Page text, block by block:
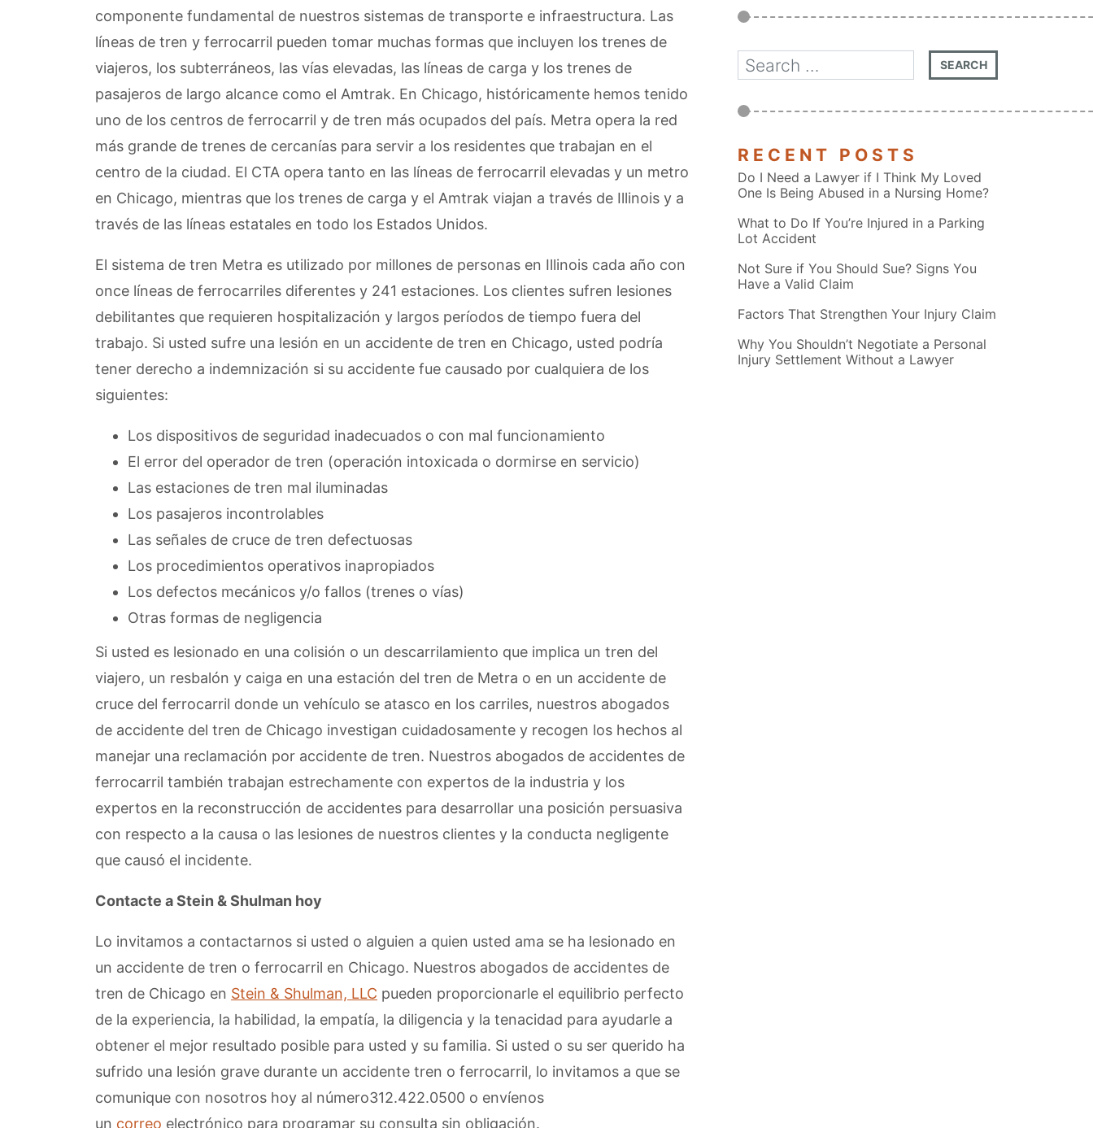
componente fundamental de nuestros sistemas de transporte e infraestructura. Las
líneas de tren y ferrocarril pueden tomar muchas formas que incluyen los trenes de
viajeros, los subterráneos, las vías elevadas, las líneas de carga y los trenes de
pasajeros de largo alcance como el Amtrak. En Chicago, históricamente hemos tenido
uno de los centros de ferrocarril y de tren más ocupados del país. Metra opera la red
más grande de trenes de cercanías para servir a los residentes que trabajan en el
centro de la ciudad. El CTA opera tanto en las líneas de ferrocarril elevadas y un metro
en Chicago, mientras que los trenes de carga y el Amtrak viajan a través de Illinois y a
través de las líneas estatales en todo los Estados Unidos.
El sistema de tren Metra es utilizado por millones de personas en Illinois cada año con
once líneas de ferrocarriles diferentes y 241 estaciones. Los clientes sufren lesiones
debilitantes que requieren hospitalización y largos períodos de tiempo fuera del
trabajo. Si usted sufre una lesión en un accidente de tren en Chicago, usted podría
tener derecho a indemnización si su accidente fue causado por cualquiera de los
siguientes:
Los dispositivos de seguridad inadecuados o con mal funcionamiento
El error del operador de tren (operación intoxicada o dormirse en servicio)
Las estaciones de tren mal iluminadas
Los pasajeros incontrolables
Las señales de cruce de tren defectuosas
Los procedimientos operativos inapropiados
Los defectos mecánicos y/o fallos (trenes o vías)
Otras formas de negligencia
Si usted es lesionado en una colisión o un descarrilamiento que implica un tren del
viajero, un resbalón y caiga en una estación del tren de Metra o en un accidente de
cruce del ferrocarril donde un vehículo se atasco en los carriles, nuestros abogados
de accidente del tren de Chicago investigan cuidadosamente y recogen los hechos al
manejar una reclamación por accidente de tren. Nuestros abogados de accidentes de
ferrocarril también trabajan estrechamente con expertos de la industria y los
expertos en la reconstrucción de accidentes para desarrollar una posición persuasiva
con respecto a la causa o las lesiones de nuestros clientes y la conducta negligente
que causó el incidente.
Contacte a Stein & Shulman hoy
Lo invitamos a contactarnos si usted o alguien a quien usted ama se ha lesionado en
un accidente de tren o ferrocarril en Chicago. Nuestros abogados de accidentes de
tren de Chicago en Stein & Shulman, LLC pueden proporcionarle el equilibrio perfecto
de la experiencia, la habilidad, la empatía, la diligencia y la tenacidad para ayudarle a
obtener el mejor resultado posible para usted y su familia. Si usted o su ser querido ha
sufrido una lesión grave durante un accidente tren o ferrocarril, lo invitamos a que se
comunique con nosotros hoy al número312.422.0500 o envíenos
un correo electrónico para programar su consulta sin obligación.
RECENT POSTS
Do I Need a Lawyer if I Think My Loved
One Is Being Abused in a Nursing Home?
What to Do If You’re Injured in a Parking
Lot Accident
Not Sure if You Should Sue? Signs You
Have a Valid Claim
Factors That Strengthen Your Injury Claim
Why You Shouldn’t Negotiate a Personal
Injury Settlement Without a Lawyer